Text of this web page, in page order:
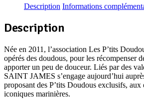
Description Informations
Description
Née en 2011, l’association Les P’tits
opérés des doudous, pour les récompenser
apporter un peu de douceur. Liés par des
SAINT JAMES s’engage aujourd’hui
proposant des P’tits Doudous exclusifs, aux
iconiques marinières.